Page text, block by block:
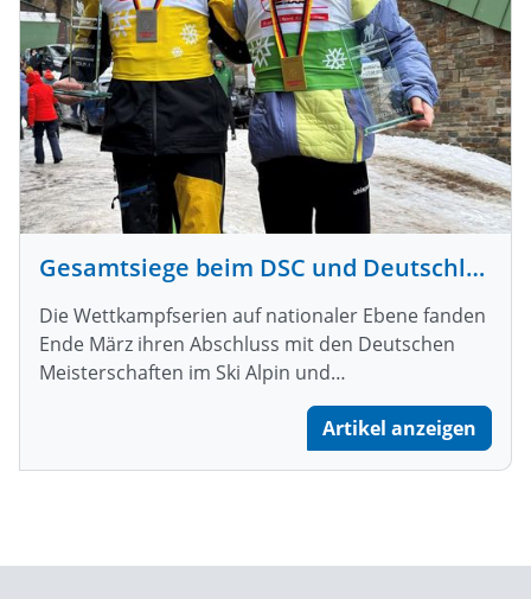
Gesamtsiege beim DSC und Deutschlandpokal
Die Wettkampfserien auf nationaler Ebene fanden
Ende März ihren Abschluss mit den Deutschen
Meisterschaften im Ski Alpin und…
Artikel anzeigen